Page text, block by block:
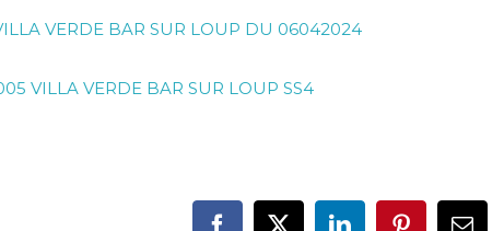
VERDE BAR SUR LOUP DU 06042024
VILLA VERDE BAR SUR LOUP SS4